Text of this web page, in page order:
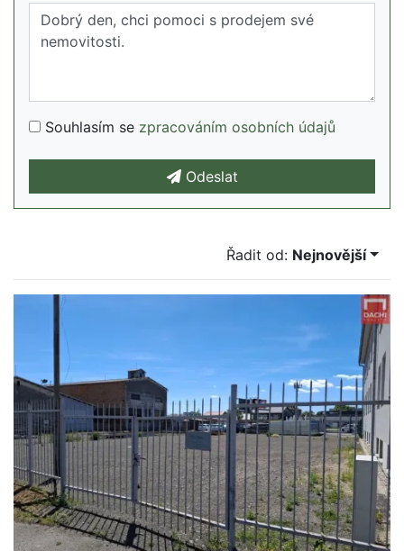
Souhlasím se zpracováním osobních údajů
Odeslat
Řadit od: Nejnovější